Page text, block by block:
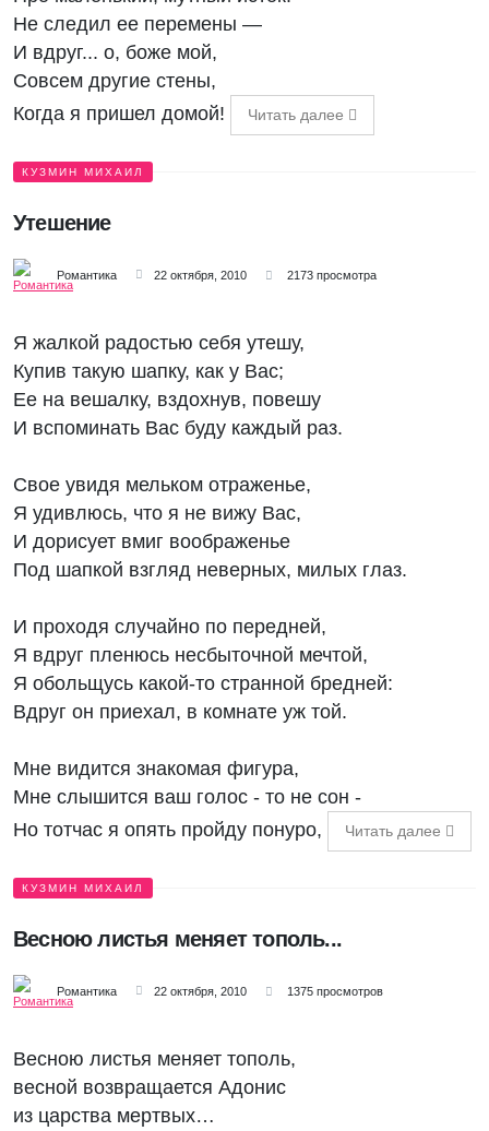
Не следил ее перемены —
И вдруг... о, боже мой,
Совсем другие стены,
Когда я пришел домой!
Читать далее
КУЗМИН МИХАИЛ
Утешение
Романтика 22 октября, 2010 2173 просмотра
Я жалкой радостью себя утешу,
Купив такую шапку, как у Вас;
Ее на вешалку, вздохнув, повешу
И вспоминать Вас буду каждый раз.
Свое увидя мельком отраженье,
Я удивлюсь, что я не вижу Вас,
И дорисует вмиг воображенье
Под шапкой взгляд неверных, милых глаз.
И проходя случайно по передней,
Я вдруг пленюсь несбыточной мечтой,
Я обольщусь какой-то странной бредней:
Вдруг он приехал, в комнате уж той.
Мне видится знакомая фигура,
Мне слышится ваш голос - то не сон -
Но тотчас я опять пройду понуро,
Читать далее
КУЗМИН МИХАИЛ
Весною листья меняет тополь...
Романтика 22 октября, 2010 1375 просмотров
Весною листья меняет тополь,
весной возвращается Адонис
из царства мертвых…